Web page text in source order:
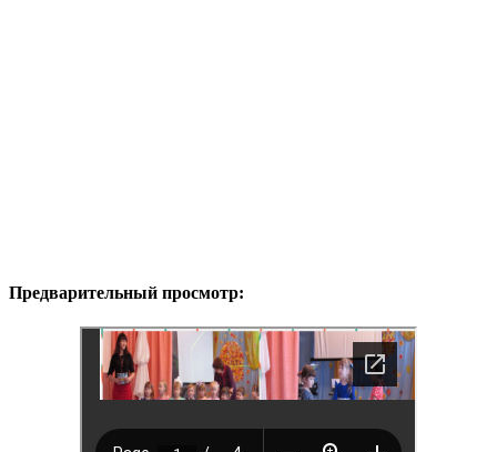
Предварительный просмотр: